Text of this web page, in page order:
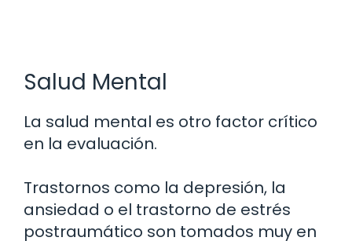
Salud Mental
La salud mental es otro factor crítico
en la evaluación.
Trastornos como la depresión, la
ansiedad o el trastorno de estrés
postraumático son tomados muy en